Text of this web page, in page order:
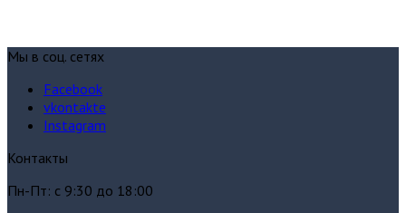
Мы в соц. сетях
Facebook
vkontakte
Instagram
Контакты
Пн-Пт: с 9:30 до 18:00